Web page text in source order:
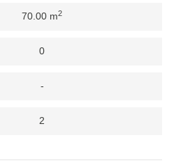
70.00 m2
0
-
2